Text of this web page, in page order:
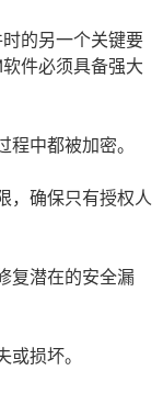
的另一个关键要
件必须具备强大
中都被加密。
，确保只有授权人
复潜在的安全漏
损坏。